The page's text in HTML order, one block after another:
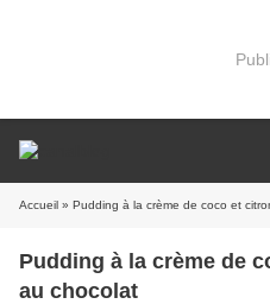
Accueil » Pudding à la crème de coco et
Pudding à la crème de
au chocolat